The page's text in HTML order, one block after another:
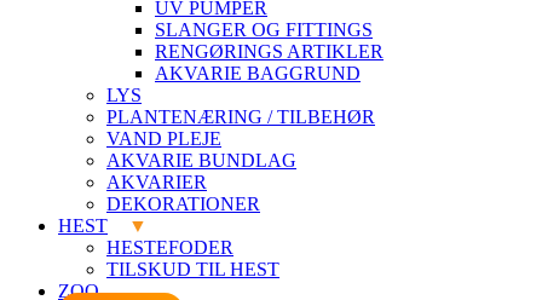
UV PUMPER
SLANGER OG FITTINGS
RENGØRINGS ARTIKLER
AKVARIE BAGGRUND
LYS
PLANTENÆRING / TILBEHØR
VAND PLEJE
AKVARIE BUNDLAG
AKVARIER
DEKORATIONER
HEST
HESTEFODER
TILSKUD TIL HEST
ZOO